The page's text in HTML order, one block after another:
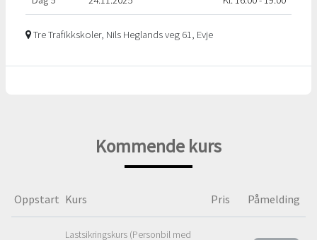
Tre Trafikkskoler, Nils Heglands veg 61, Evje
Kommende kurs
Oppstart Kurs Pris Påmelding
Lastsikringskurs (Personbil med